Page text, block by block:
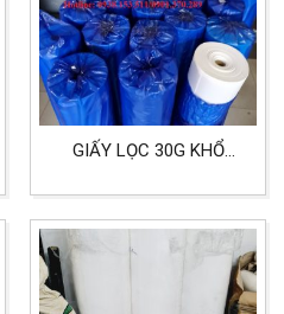
GIẤY LỌC 30G KHỔ
LỌC MÁY MÀI